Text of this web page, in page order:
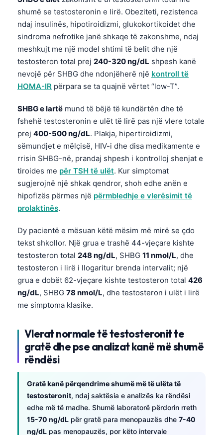
shumë se testosteronin e lirë. Obeziteti, rezistenca
ndaj insulinës, hipotiroidizmi, glukokortikoidet dhe
sindroma nefrotike janë shkaqe të zakonshme, ndaj
meshkujt me një model shtimi të belit dhe një
testosteron total prej 240-320 ng/dL shpesh kanë
nevojë për SHBG dhe ndonjëherë një kontroll të
HOMA-IR përpara se ta quajnë vërtet “low-T”.
SHBG e lartë mund të bëjë të kundërtën dhe të
fshehë testosteronin e ulët të lirë pas një vlere totale
prej 400-500 ng/dL. Plakja, hipertiroidizmi,
sëmundjet e mëlçisë, HIV-i dhe disa medikamente e
rrisin SHBG-në, prandaj shpesh i kontrolloj shenjat e
tiroides me për TSH të ulët. Kur simptomat
sugjerojnë një shkak qendror, shoh edhe anën e
hipofizës përmes një përmbledhje e vlerësimit të
prolaktinës.
Dy pacientë e mësuan këtë mësim më mirë se çdo
tekst shkollor. Një grua e trashë 44-vjeçare kishte
testosteron total 248 ng/dL, SHBG 11 nmol/L, dhe
testosteron i lirë i llogaritur brenda intervalit; një
grua e dobët 62-vjeçare kishte testosteron total 426
ng/dL, SHBG 78 nmol/L, dhe testosteron i ulët i lirë
me simptoma klasike.
Vlerat normale të testosteronit te
gratë dhe pse analizat kanë më shumë
rëndësi
Gratë kanë përqendrime shumë më të ulëta të
testosteronit, ndaj saktësia e analizës ka rëndësi
edhe më të madhe. Shumë laboratorë përdorin rreth
15-70 ng/dL për gratë para menopauzës dhe 7-40
ng/dL pas menopauzës, por këto intervale
Norsk bokmål